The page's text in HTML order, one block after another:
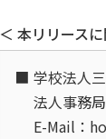
＜ 本リリース
学校法人
法人事務
E-Mail：